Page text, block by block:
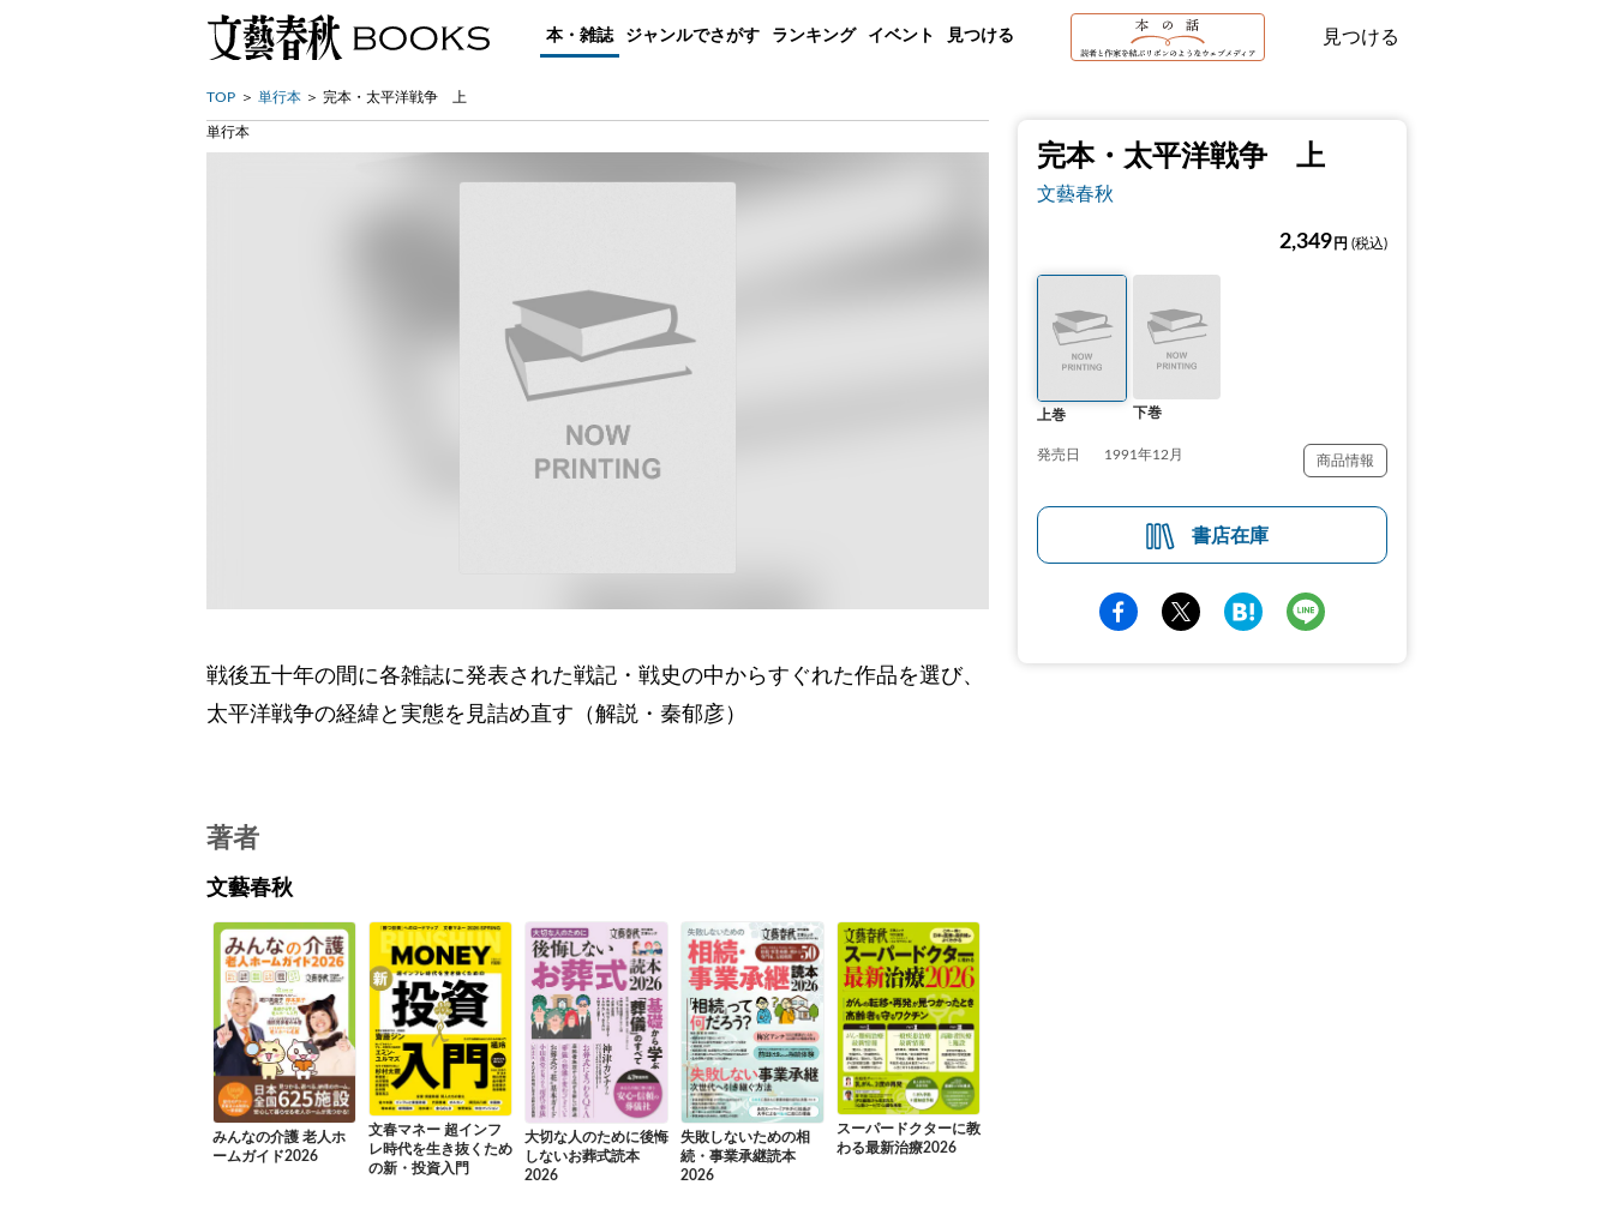
本・雑誌 ジャンルでさがす ランキング イベント 見つける 見つける
TOP 単行本 完本・太平洋戦争 上
完本・太平洋戦争 上
文藝春秋
2,349 円 (税込)
上巻 下巻
発売日 1991年12月 商品情報
書店在庫
単行本
戦後五十年の間に各雑誌に発表された戦記・戦史の中からすぐれた作品を選び、
太平洋戦争の経緯と実態を見詰め直す（解説・秦郁彦）
著者
文藝春秋
みんなの介護 老人ホ
ームガイド2026
文春マネー 超インフ
レ時代を生き抜くため
の新・投資入門
大切な人のために後悔
しないお葬式読本
2026
失敗しないための相
続・事業承継読本
2026
スーパードクターに教
わる最新治療2026